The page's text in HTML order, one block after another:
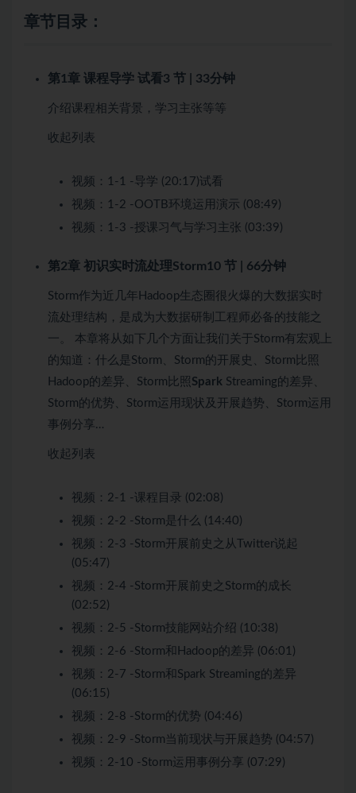
章节目录：
第1章 课程导学 试看3 节 | 33分钟
介绍课程相关背景，学习主张等等
收起列表
视频： 1-1 -导学 (20:17)试看
视频： 1-2 -OOTB环境运用演示 (08:49)
视频： 1-3 -授课习气与学习主张 (03:39)
第2章 初识实时流处理Storm10 节 | 66分钟
Storm作为近几年Hadoop生态圈很火爆的大数据实时
流处理结构，是成为大数据研制工程师必备的技能之
一。 本章将从如下几个方面让我们关于Storm有宏观上
的知道：什么是Storm、Storm的开展史、Storm比照
Hadoop的差异、Storm比照 Spark Streaming的差异、
Storm的优势、Storm运用现状及开展趋势、Storm运用
事例分享…
收起列表
视频： 2-1 -课程目录 (02:08)
视频： 2-2 -Storm是什么 (14:40)
视频： 2-3 -Storm开展前史之从Twitter说起
(05:47)
视频： 2-4 -Storm开展前史之Storm的成长
(02:52)
视频： 2-5 -Storm技能网站介绍 (10:38)
视频： 2-6 -Storm和Hadoop的差异 (06:01)
视频： 2-7 -Storm和Spark Streaming的差异
(06:15)
视频： 2-8 -Storm的优势 (04:46)
视频： 2-9 -Storm当前现状与开展趋势 (04:57)
视频： 2-10 -Storm运用事例分享 (07:29)